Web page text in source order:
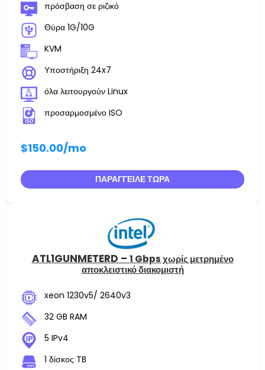
πρόσβαση σε ριζικό
Θύρα 1G/10G
KVM
Υποστήριξη 24x7
όλα λειτουργούν Linux
προσαρμοσμένο ISO
$150.00/mo
ΠΑΡΆΓΓΕΙΛΕ ΤΏΡΑ
ATL1GUNMETERD – 1 Gbps χωρίς μετρημένο
αποκλειστικό διακομιστή
xeon 1230v5/ 2640v3
32 GB RAM
5 IPv4
1 δίσκος TB